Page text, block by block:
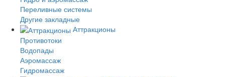
Переливные системы
Другие закладные
Аттракционы
Противотоки
Водопады
Аэромассаж
Гидромассаж